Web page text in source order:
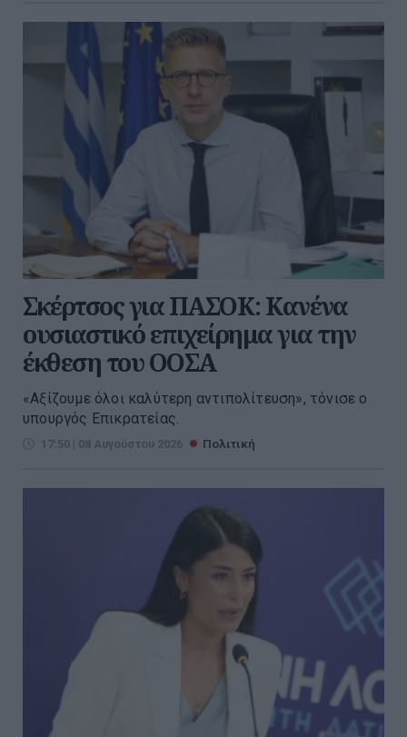
Σκέρτσος για ΠΑΣΟΚ: Κανένα
ουσιαστικό επιχείρημα για την
έκθεση του ΟΟΣΑ
«Αξίζουμε όλοι καλύτερη αντιπολίτευση», τόνισε ο
υπουργός Επικρατείας.
17:50 | 08 Αυγούστου 2026 Πολιτική